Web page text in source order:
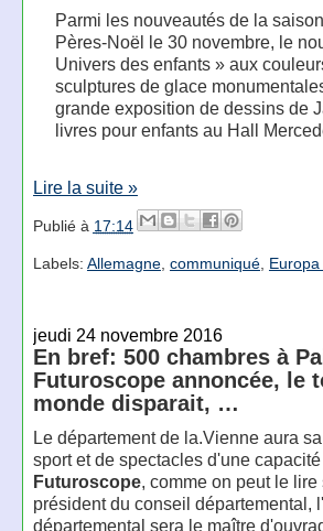
Parmi les nouveautés de la
Pères-Noël le 30 novembre, le
Univers des enfants » aux
sculptures de glace
grande exposition de dessins de
livres pour enfants au Hall
Lire la suite »
Publié à 17:14
Labels: Allemagne, communiqué,
jeudi 24 novembre 2016
En bref: 500 chambres à
Futuroscope annoncée, le
monde disparait, …
Le département de la.Vienne aura
sport et de spectacles d'une
Futuroscope, comme on peut le lire
président du conseil départemental,
départemental sera le maître